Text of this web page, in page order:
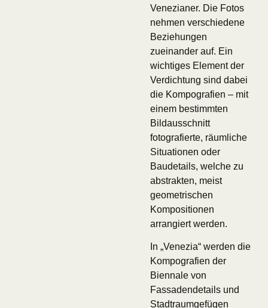
Venezianer. Die Fotos
nehmen verschiedene
Beziehungen
zueinander auf. Ein
wichtiges Element der
Verdichtung sind dabei
die Kompografien – mit
einem bestimmten
Bildausschnitt
fotografierte, räumliche
Situationen oder
Baudetails, welche zu
abstrakten, meist
geometrischen
Kompositionen
arrangiert werden.
In „Venezia“ werden die
Kompografien der
Biennale von
Fassadendetails und
Stadtraumgefügen